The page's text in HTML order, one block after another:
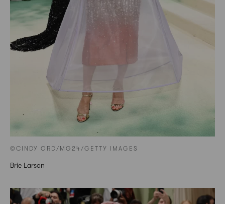
©CINDY ORD/MG24/GETTY IMAGES
Brie Larson